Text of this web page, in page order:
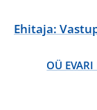
Ehitaja:
OÜ EVARI